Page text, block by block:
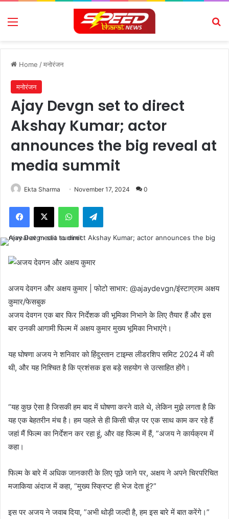
Menu
Home /मनोरंजन
मनोरंजन
Ajay Devgn set to direct
Akshay Kumar; actor
announces the big reveal at
media summit
Ekta Sharma November 17, 2024 0
Facebook
X WhatsAppTelegram
अजय देवगन और अक्षय कुमार | फोटो साभार: @ajaydevgn/इंस्टाग्राम अक्षय
कुमार/फेसबुक
अजय देवगन एक बार फिर निर्देशक की भूमिका निभाने के लिए तैयार हैं और इस
बार उनकी आगामी फिल्म में अक्षय कुमार मुख्य भूमिका निभाएंगे।
यह घोषणा अजय ने शनिवार को हिंदुस्तान टाइम्स लीडरशिप समिट 2024 में की
थी, और यह निश्चित है कि प्रशंसक इस बड़े सहयोग से उत्साहित होंगे।
“यह कुछ ऐसा है जिसकी हम बाद में घोषणा करने वाले थे, लेकिन मुझे लगता है कि
यह एक बेहतरीन मंच है। हम पहले से ही किसी चीज़ पर एक साथ काम कर रहे हैं
जहां मैं फिल्म का निर्देशन कर रहा हूं, और वह फिल्म में हैं, ”अजय ने कार्यक्रम में
कहा।
फिल्म के बारे में अधिक जानकारी के लिए पूछे जाने पर, अक्षय ने अपने चिरपरिचित
मजाकिया अंदाज में कहा, “मुख्य स्क्रिप्ट ही भेज देता हूं?”
इस पर अजय ने जवाब दिया, ”अभी थोड़ी जल्दी है, हम इस बारे में बात करेंगे।”